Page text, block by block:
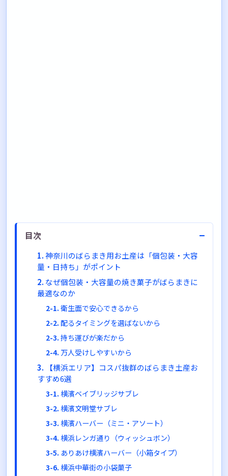
目次 −
神奈川のばらまき用お土産は「個包装・大容
量・日持ち」がポイント
なぜ個包装・大容量の焼き菓子がばらまきに
最適なのか
衛生面で安心できるから
配るタイミングを選ばないから
持ち運びが楽だから
万人受けしやすいから
【横浜エリア】コスパ抜群のばらまき土産お
すすめ6選
横濱ベイブリッジサブレ
横濱文明堂サブレ
横濱ハーバー（ミニ・アソート）
横浜レンガ通り（ウィッシュボン）
ありあけ横濱ハーバー（小箱タイプ）
横浜中華街の小袋菓子